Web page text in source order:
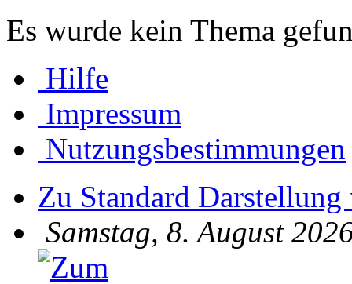
Es wurde kein Thema
Hilfe
Impressum
Nutzungsbestimmungen
Zu Standard Darstellung
Samstag, 8. August